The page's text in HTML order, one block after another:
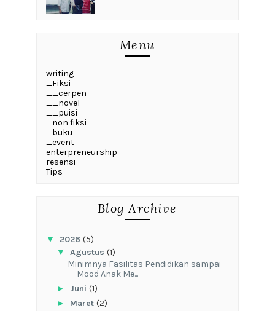
Menu
writing
_Fiksi
__cerpen
__novel
__puisi
_non fiksi
_buku
_event
enterpreneurship
resensi
Tips
Blog Archive
▼ 2026 (5)
▼ Agustus (1)
‎Minimnya Fasilitas Pendidikan sampai
Mood Anak Me...
► Juni (1)
► Maret (2)